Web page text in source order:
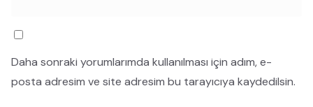
Daha sonraki yorumlarımda kullanılması için adım, e-
posta adresim ve site adresim bu tarayıcıya kaydedilsin.